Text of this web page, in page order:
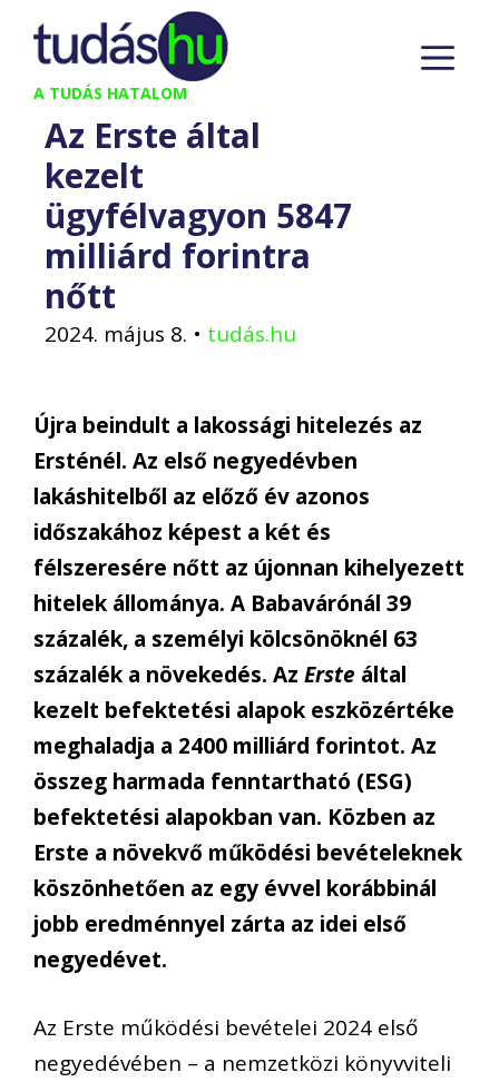
Kilépés
tartalomba
A TUDÁS HATALOM
Az Erste által
kezelt
ügyfélvagyon 5847
milliárd forintra
nőtt
2024. május 8. • tudás.hu
Újra beindult a lakossági hitelezés az
Ersténél. Az első negyedévben
lakáshitelből az előző év azonos
időszakához képest a két és
félszeresére nőtt az újonnan kihelyezett
hitelek állománya. A Babavárónál 39
százalék, a személyi kölcsönöknél 63
százalék a növekedés. Az Erste által
kezelt befektetési alapok eszközértéke
meghaladja a 2400 milliárd forintot. Az
összeg harmada fenntartható (ESG)
befektetési alapokban van. Közben az
Erste a növekvő működési bevételeknek
köszönhetően az egy évvel korábbinál
jobb eredménnyel zárta az idei első
negyedévet.
Az Erste működési bevételei 2024 első
negyedévében – a nemzetközi könyvviteli